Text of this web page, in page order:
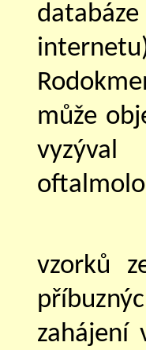
může
vzorků
zahájení